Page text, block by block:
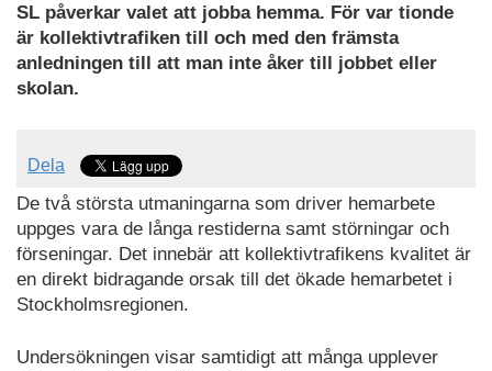
SL påverkar valet att jobba hemma. För var tionde
är kollektivtrafiken till och med den främsta
anledningen till att man inte åker till jobbet eller
skolan.
Dela
De två största utmaningarna som driver hemarbete
uppges vara de långa restiderna samt störningar och
förseningar. Det innebär att kollektivtrafikens kvalitet är
en direkt bidragande orsak till det ökade hemarbetet i
Stockholmsregionen.
Undersökningen visar samtidigt att många upplever